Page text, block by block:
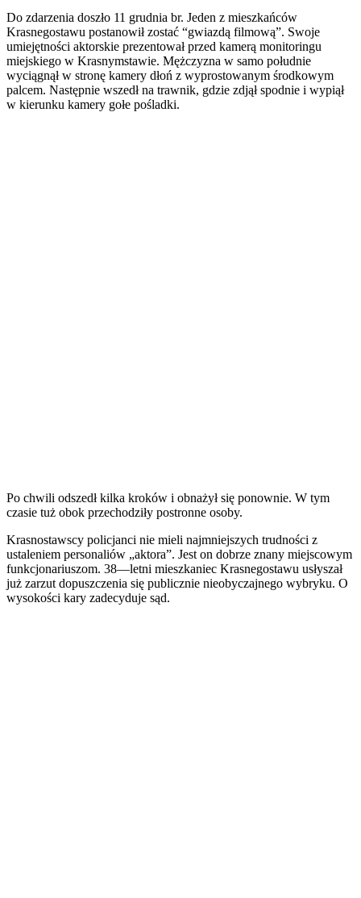
Do zdarzenia doszło 11 grudnia br. Jeden z mieszkańców
Krasnegostawu postanowił zostać “gwiazdą filmową”. Swoje
umiejętności aktorskie prezentował przed kamerą monitoringu
miejskiego w Krasnymstawie. Mężczyzna w samo południe
wyciągnął w stronę kamery dłoń z wyprostowanym środkowym
palcem. Następnie wszedł na trawnik, gdzie zdjął spodnie i wypiął
w kierunku kamery gołe pośladki.
Po chwili odszedł kilka kroków i obnażył się ponownie. W tym
czasie tuż obok przechodziły postronne osoby.
Krasnostawscy policjanci nie mieli najmniejszych trudności z
ustaleniem personaliów „aktora”. Jest on dobrze znany miejscowym
funkcjonariuszom. 38—letni mieszkaniec Krasnegostawu usłyszał
już zarzut dopuszczenia się publicznie nieobyczajnego wybryku. O
wysokości kary zadecyduje sąd.